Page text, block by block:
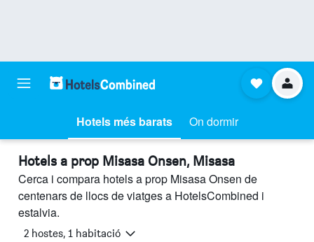
Hotels més barats On dormir
Hotels a prop Misasa Onsen, Misasa
Cerca i compara hotels a prop Misasa Onsen de
centenars de llocs de viatges a HotelsCombined i
estalvia.
2 hostes, 1 habitació